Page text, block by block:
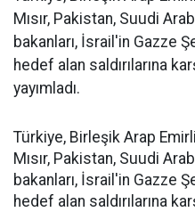
Mısır, Pakistan, Suudi
bakanları, İsrail'in Gazze
hedef alan saldırılarına
yayımladı.
Türkiye, Birleşik Arap
Mısır, Pakistan, Suudi
bakanları, İsrail'in Gazze
hedef alan saldırılarına